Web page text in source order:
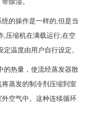
除湿。
的操作是一样的,但是当
,压缩机在满载运行;在空
温度由用户自行设定。
的热量，使流经蒸发器散
蒸发的制冷剂压缩到室
空气中。这种连续循环